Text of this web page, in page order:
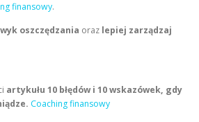
finansowy.
oszczędzania oraz lepiej zarządzaj
artykułu 10 błędów i 10 wskazówek, gdy
Coaching finansowy